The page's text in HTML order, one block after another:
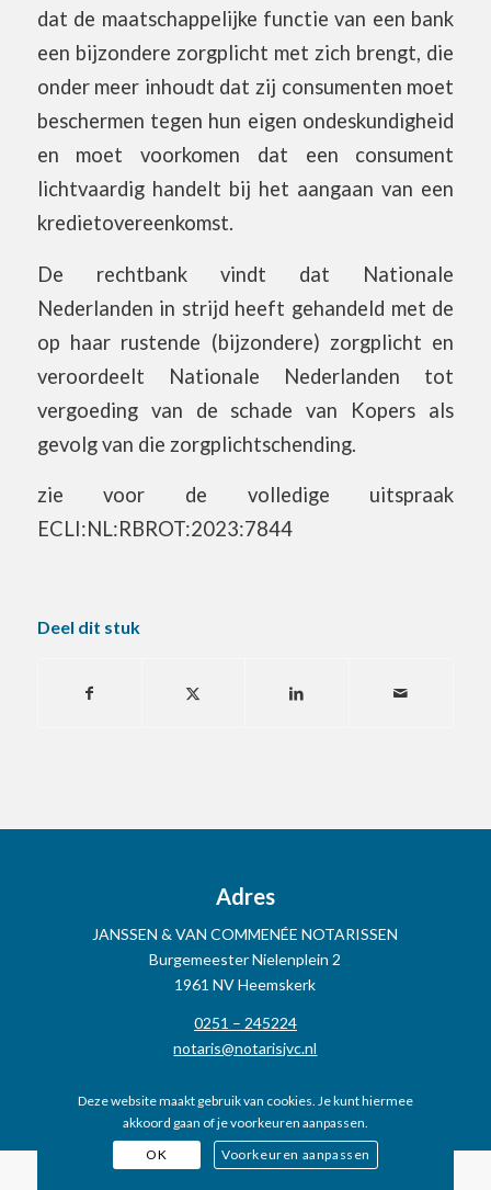
dat de maatschappelijke functie van een bank
een bijzondere zorgplicht met zich brengt, die
onder meer inhoudt dat zij consumenten moet
beschermen tegen hun eigen ondeskundigheid
en moet voorkomen dat een consument
lichtvaardig handelt bij het aangaan van een
kredietovereenkomst.
De rechtbank vindt dat Nationale
Nederlanden in strijd heeft gehandeld met de
op haar rustende (bijzondere) zorgplicht en
veroordeelt Nationale Nederlanden tot
vergoeding van de schade van Kopers als
gevolg van die zorgplichtschending.
zie voor de volledige uitspraak
ECLI:NL:RBROT:2023:7844
Deel dit stuk
Adres
JANSSEN & VAN COMMENÉE NOTARISSEN
Burgemeester Nielenplein 2
1961 NV Heemskerk
0251 – 245224
notaris@notarisjvc.nl
Deze website maakt gebruik van cookies. Je kunt hiermee
akkoord gaan of je voorkeuren aanpassen.
OK
Voorkeuren aanpassen